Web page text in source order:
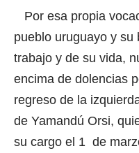
Por esa propia
pueblo uruguayo y su
trabajo y de su vida,
encima de dolencias
regreso de la
de Yamandú Orsi,
su cargo el 1 de